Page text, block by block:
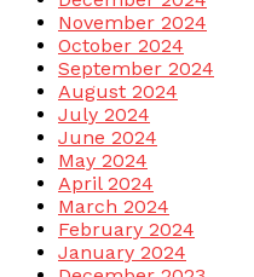
November 2024
October 2024
September 2024
August 2024
July 2024
June 2024
May 2024
April 2024
March 2024
February 2024
January 2024